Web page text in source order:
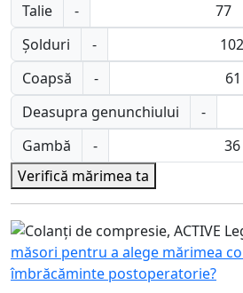
Talie
-
Șolduri
-
Coapsă
-
Deasupra genunchiului
-
Gambă
-
Verifică mărimea ta
măsori pentru a alege mărimea
îmbrăcăminte postoperatorie?